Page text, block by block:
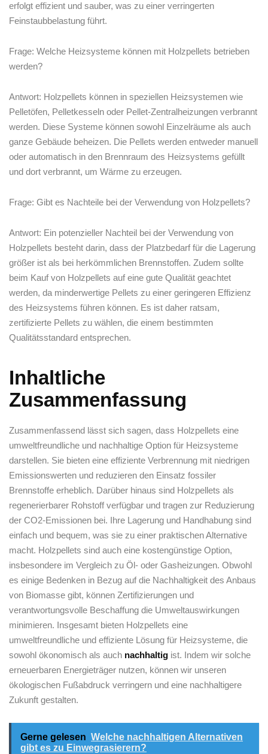
erfolgt ​effizient und sauber,‌ was‍ zu einer ⁢verringerten
Feinstaubbelastung führt.
Frage: Welche ⁤Heizsysteme können​ mit Holzpellets betrieben
werden?
Antwort: Holzpellets ⁣können in speziellen Heizsystemen wie
Pelletöfen, Pelletkesseln oder Pellet-Zentralheizungen verbrannt
werden. Diese Systeme können sowohl Einzelräume als auch⁢
ganze Gebäude beheizen. Die Pellets‍ werden entweder manuell⁣
oder automatisch in den Brennraum des Heizsystems⁣ gefüllt
und dort verbrannt, um Wärme zu‌ erzeugen.
Frage: Gibt es Nachteile bei der Verwendung von Holzpellets?
Antwort: Ein potenzieller Nachteil ⁤bei der Verwendung ⁤von
Holzpellets besteht darin, dass der⁤ Platzbedarf für die ‍Lagerung⁢
größer ​ist als⁢ bei herkömmlichen Brennstoffen. Zudem⁣ sollte
beim ⁢Kauf ‌von Holzpellets auf eine gute Qualität geachtet
werden, da minderwertige Pellets ⁤zu einer geringeren Effizienz⁢
des Heizsystems ‌führen ⁣können. Es ⁤ist daher ratsam,
zertifizierte Pellets zu wählen, die ⁢einem bestimmten
⁤Qualitätsstandard entsprechen.
Inhaltliche
Zusammenfassung
Zusammenfassend lässt sich sagen, ​dass ⁣Holzpellets eine
umweltfreundliche und nachhaltige Option für Heizsysteme
darstellen.‍ Sie bieten eine effiziente ‍Verbrennung mit niedrigen
‌Emissionswerten und reduzieren den⁤ Einsatz fossiler
Brennstoffe ⁣erheblich. Darüber hinaus ​sind Holzpellets als
regenerierbarer Rohstoff⁣ verfügbar und ‍tragen zur Reduzierung
‍der CO2-Emissionen bei. ‍Ihre Lagerung‌ und Handhabung sind
einfach und bequem, was sie zu einer praktischen ⁢Alternative
macht. Holzpellets sind auch eine ⁢kostengünstige Option,
insbesondere im Vergleich zu Öl- oder ⁣Gasheizungen. ​Obwohl
es einige‌ Bedenken in⁣ Bezug auf die Nachhaltigkeit ⁣des‌ Anbaus​
von Biomasse gibt,‌ können Zertifizierungen und
verantwortungsvolle Beschaffung die Umweltauswirkungen
minimieren. ‌Insgesamt⁣ bieten⁣ Holzpellets eine
umweltfreundliche und effiziente Lösung ‌für⁢ Heizsysteme, ⁤die
sowohl ökonomisch ‍als auch⁤ nachhaltig ist. Indem wir solche ​
erneuerbaren Energieträger nutzen, können wir unseren
ökologischen Fußabdruck verringern und eine nachhaltigere
Zukunft⁢ gestalten.
Gerne gelesen Welche nachhaltigen Alternativen
gibt es zu Einwegrasierern?